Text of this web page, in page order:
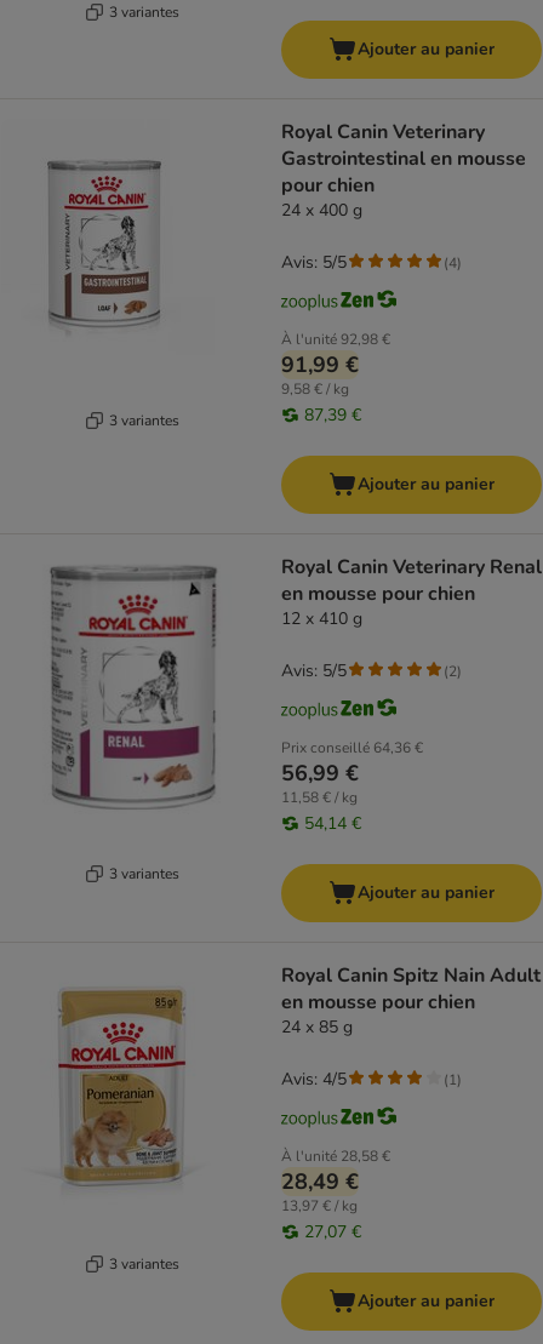
3 variantes
Ajouter au panier
3 variantes
Royal Canin Veterinary
Gastrointestinal en mousse
pour chien
24 x 400 g
À l'unité92,98 €
91,99 €
9,58 € / kg
87,39 €
Avis: 5/5 (4)
Ajouter au panier
3 variantes
Royal Canin Veterinary Renal
en mousse pour chien
12 x 410 g
Prix conseillé 64,36 €
56,99 €
11,58 € / kg
54,14 €
Avis: 5/5 (2)
Ajouter au panier
3 variantes
Royal Canin Spitz Nain Adult
en mousse pour chien
24 x 85 g
À l'unité 28,58 €
28,49 €
13,97 € / kg
27,07 €
Avis: 4/5 (1)
Ajouter au panier